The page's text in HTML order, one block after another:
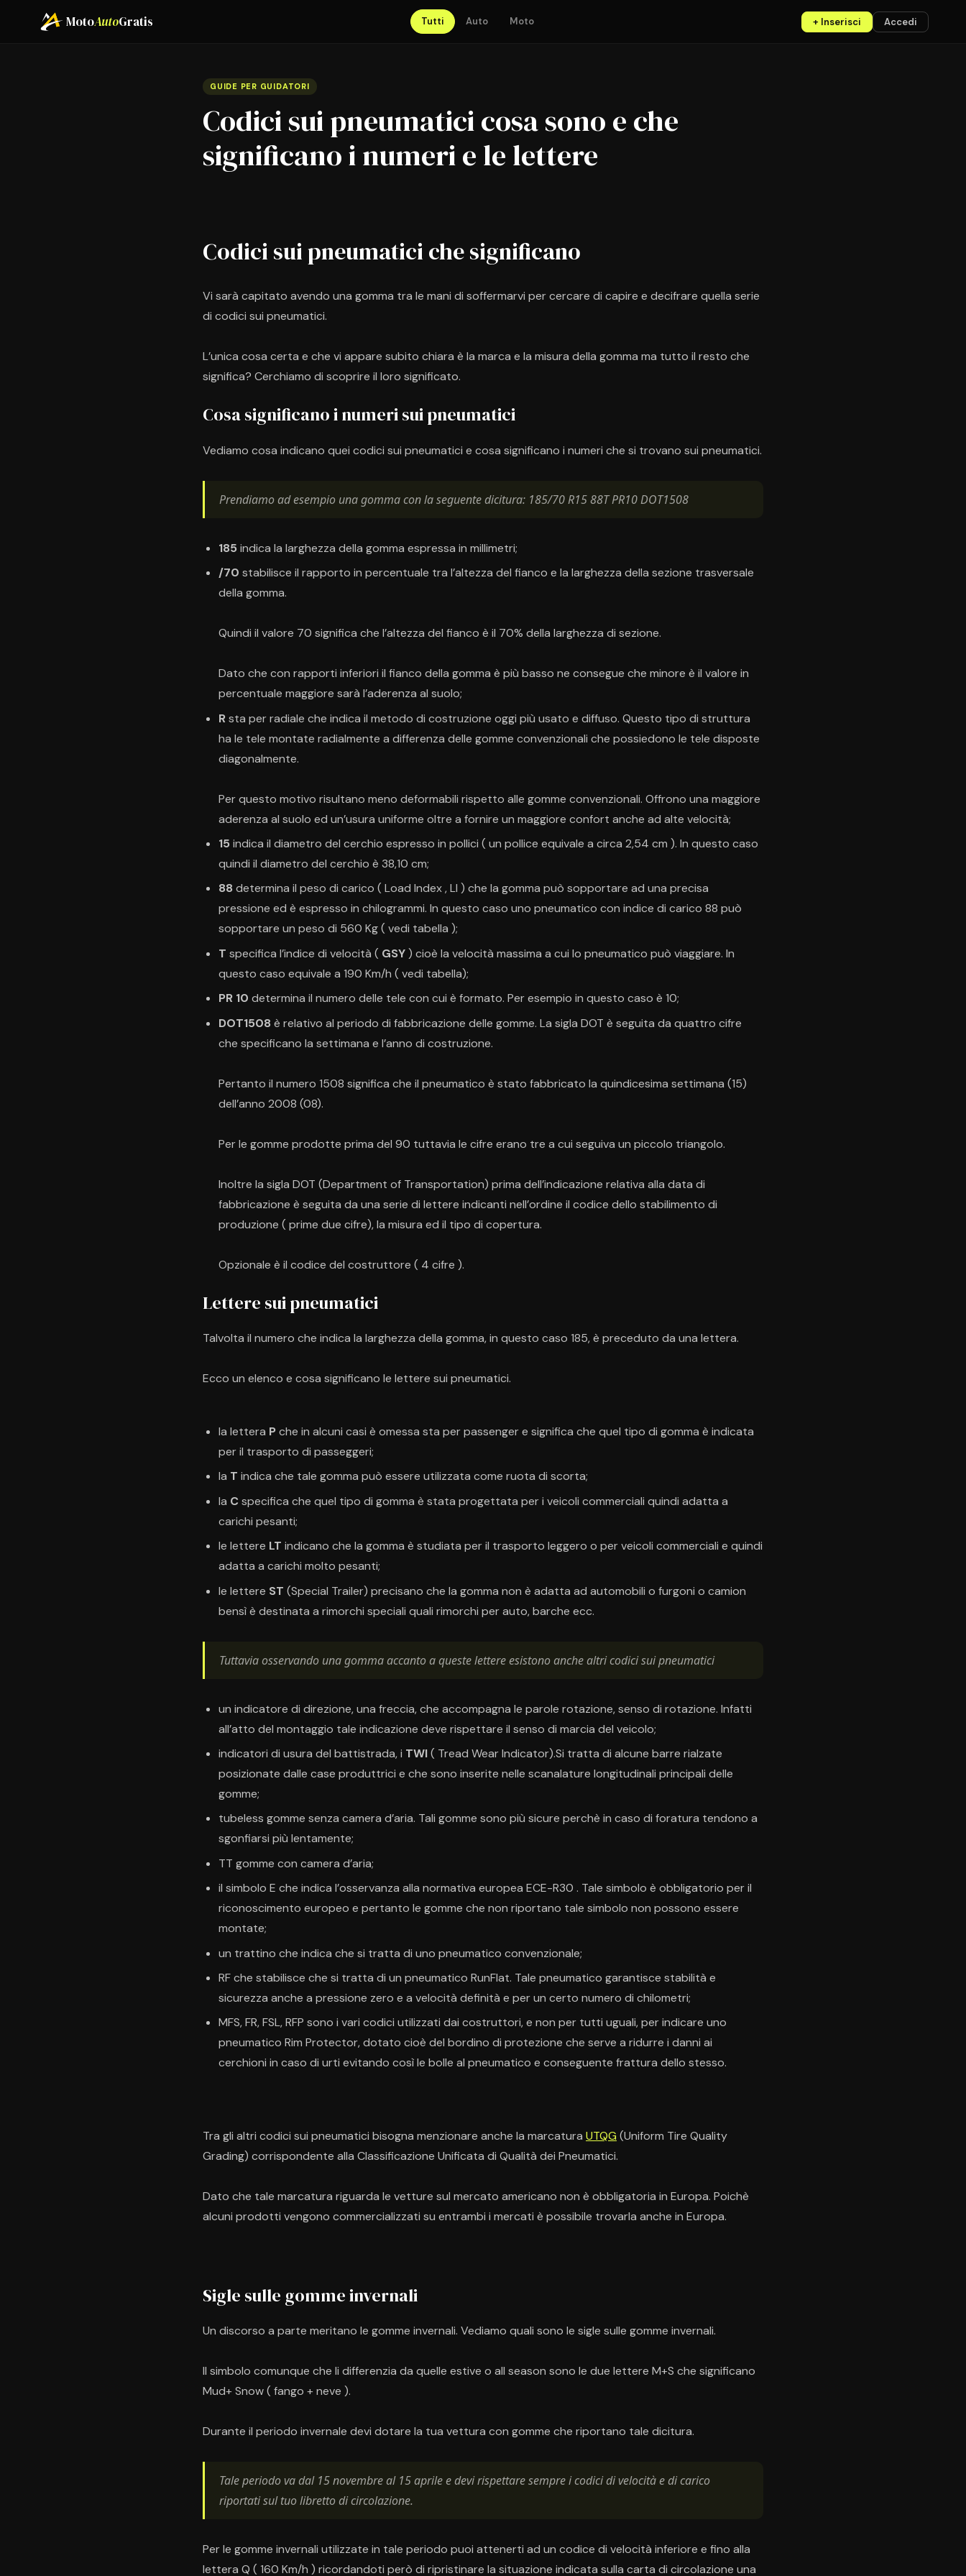
MotoAutoGratis Tutti Auto Moto + Inserisci Accedi
GUIDE PER GUIDATORI
Codici sui pneumatici cosa sono e che
significano i numeri e le lettere
Codici sui pneumatici che significano
Vi sarà capitato avendo una gomma tra le mani di soffermarvi per cercare di capire e decifrare quella serie
di codici sui pneumatici.
L’unica cosa certa e che vi appare subito chiara è la marca e la misura della gomma ma tutto il resto che
significa? Cerchiamo di scoprire il loro significato.
Cosa significano i numeri sui pneumatici
Vediamo cosa indicano quei codici sui pneumatici e cosa significano i numeri che si trovano sui pneumatici.
Prendiamo ad esempio una gomma con la seguente dicitura: 185/70 R15 88T PR10 DOT1508
185indica la larghezza della gomma espressa in millimetri;
/70 stabilisce il rapporto in percentuale tra l’altezza del fianco e la larghezza della sezione trasversale
della gomma.
Quindi il valore 70 significa che l’altezza del fianco è il 70% della larghezza di sezione.
Dato che con rapporti inferiori il fianco della gomma è più basso ne consegue che minore è il valore in
percentuale maggiore sarà l’aderenza al suolo;
Rsta per radiale che indica il metodo di costruzione oggi più usato e diffuso. Questo tipo di struttura
ha le tele montate radialmente a differenza delle gomme convenzionali che possiedono le tele disposte
diagonalmente.
Per questo motivo risultano meno deformabili rispetto alle gomme convenzionali. Offrono una maggiore
aderenza al suolo ed un’usura uniforme oltre a fornire un maggiore confort anche ad alte velocità;
15indica il diametro del cerchio espresso in pollici ( un pollice equivale a circa 2,54 cm ). In questo caso
quindi il diametro del cerchio è 38,10 cm;
88 determina il peso di carico ( Load Index , LI ) che la gomma può sopportare ad una precisa
pressione ed è espresso in chilogrammi. In questo caso uno pneumatico con indice di carico 88 può
sopportare un peso di 560 Kg ( vedi tabella );
T specifica l’indice di velocità ( GSY) cioè la velocità massima a cui lo pneumatico può viaggiare. In
questo caso equivale a 190 Km/h ( vedi tabella);
PR 10 determina il numero delle tele con cui è formato. Per esempio in questo caso è 10;
DOT1508 è relativo al periodo di fabbricazione delle gomme. La sigla DOT è seguita da quattro cifre
che specificano la settimana e l’anno di costruzione.
Pertanto il numero 1508 significa che il pneumatico è stato fabbricato la quindicesima settimana (15)
dell’anno 2008 (08).
Per le gomme prodotte prima del 90 tuttavia le cifre erano tre a cui seguiva un piccolo triangolo.
Inoltre la sigla DOT (Department of Transportation) prima dell’indicazione relativa alla data di
fabbricazione è seguita da una serie di lettere indicanti nell’ordine il codice dello stabilimento di
produzione ( prime due cifre), la misura ed il tipo di copertura.
Opzionale è il codice del costruttore ( 4 cifre ).
Lettere sui pneumatici
Talvolta il numero che indica la larghezza della gomma, in questo caso 185, è preceduto da una lettera.
Ecco un elenco e cosa significano le lettere sui pneumatici.
la lettera Pche in alcuni casi è omessa sta per passenger e significa che quel tipo di gomma è indicata
per il trasporto di passeggeri;
la T indica che tale gomma può essere utilizzata come ruota di scorta;
la Cspecifica che quel tipo di gomma è stata progettata per i veicoli commerciali quindi adatta a
carichi pesanti;
le lettere LT indicano che la gomma è studiata per il trasporto leggero o per veicoli commerciali e quindi
adatta a carichi molto pesanti;
le lettere ST (Special Trailer) precisano che la gomma non è adatta ad automobili o furgoni o camion
bensì è destinata a rimorchi speciali quali rimorchi per auto, barche ecc.
Tuttavia osservando una gomma accanto a queste lettere esistono anche altri codici sui pneumatici
un indicatore di direzione, una freccia, che accompagna le parole rotazione, senso di rotazione. Infatti
all’atto del montaggio tale indicazione deve rispettare il senso di marcia del veicolo;
indicatori di usura del battistrada, i TWI( Tread Wear Indicator).Si tratta di alcune barre rialzate
posizionate dalle case produttrici e che sono inserite nelle scanalature longitudinali principali delle
gomme;
tubeless gomme senza camera d’aria. Tali gomme sono più sicure perchè in caso di foratura tendono a
sgonfiarsi più lentamente;
TT gomme con camera d’aria;
il simbolo E che indica l’osservanza alla normativa europea ECE-R30 . Tale simbolo è obbligatorio per il
riconoscimento europeo e pertanto le gomme che non riportano tale simbolo non possono essere
montate;
un trattino che indica che si tratta di uno pneumatico convenzionale;
RF che stabilisce che si tratta di un pneumatico RunFlat. Tale pneumatico garantisce stabilità e
sicurezza anche a pressione zero e a velocità definità e per un certo numero di chilometri;
MFS, FR, FSL, RFP sono i vari codici utilizzati dai costruttori, e non per tutti uguali, per indicare uno
pneumatico Rim Protector, dotato cioè del bordino di protezione che serve a ridurre i danni ai
cerchioni in caso di urti evitando così le bolle al pneumatico e conseguente frattura dello stesso.
Tra gli altri codici sui pneumatici bisogna menzionare anche la marcatura UTQG (Uniform Tire Quality
Grading) corrispondente alla Classificazione Unificata di Qualità dei Pneumatici.
Dato che tale marcatura riguarda le vetture sul mercato americano non è obbligatoria in Europa. Poichè
alcuni prodotti vengono commercializzati su entrambi i mercati è possibile trovarla anche in Europa.
Sigle sulle gomme invernali
Un discorso a parte meritano le gomme invernali. Vediamo quali sono le sigle sulle gomme invernali.
Il simbolo comunque che li differenzia da quelle estive o all season sono le due lettere M+S che significano
Mud+ Snow ( fango + neve ).
Durante il periodo invernale devi dotare la tua vettura con gomme che riportano tale dicitura.
Tale periodo va dal 15 novembre al 15 aprile e devi rispettare sempre i codici di velocità e di carico
riportati sul tuo libretto di circolazione.
Per le gomme invernali utilizzate in tale periodo puoi attenerti ad un codice di velocità inferiore e fino alla
lettera Q ( 160 Km/h ) ricordandoti però di ripristinare la situazione indicata sulla carta di circolazione una